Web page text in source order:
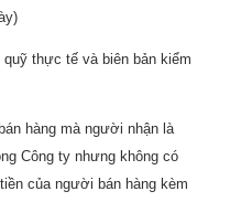
thực tế và biên bản kiểm
hàng mà người nhận là
Công ty nhưng không có
của người bán hàng kèm